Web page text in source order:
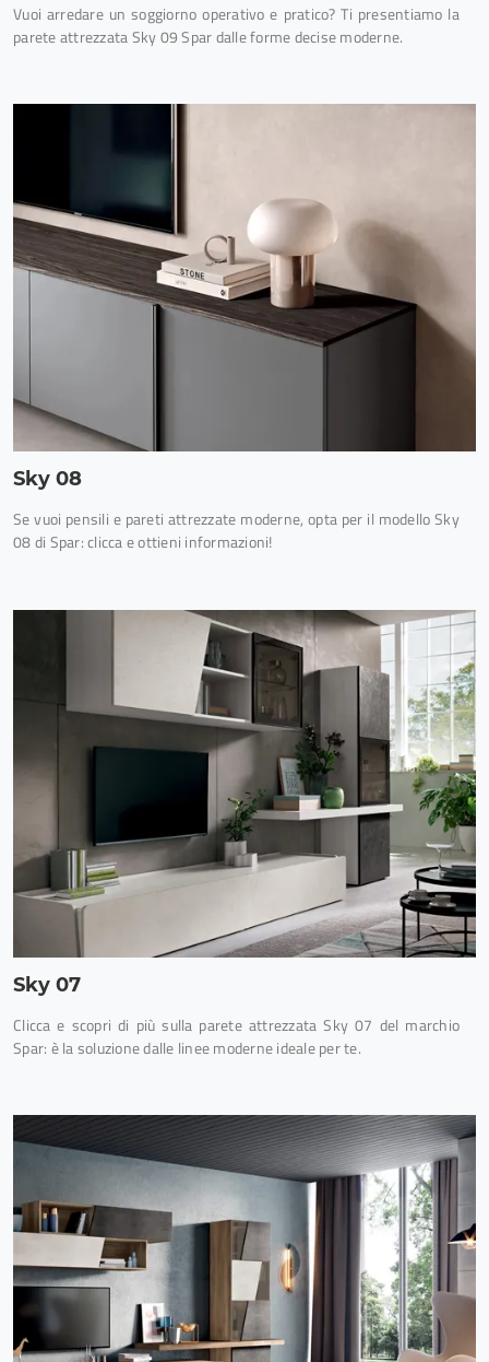
Vuoi arredare un soggiorno operativo e pratico? Ti presentiamo la
parete attrezzata Sky 09 Spar dalle forme decise moderne.
Sky 08
Se vuoi pensili e pareti attrezzate moderne, opta per il modello Sky
08 di Spar: clicca e ottieni informazioni!
Sky 07
Clicca e scopri di più sulla parete attrezzata Sky 07 del marchio
Spar: è la soluzione dalle linee moderne ideale per te.